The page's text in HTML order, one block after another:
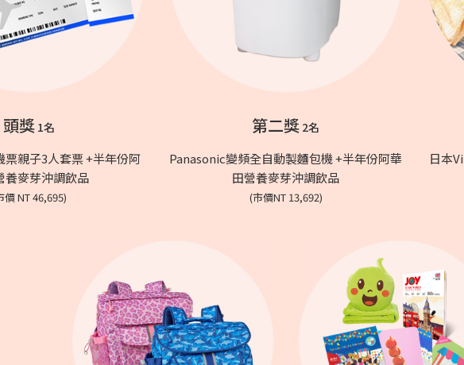
頭獎 1名
票親子3人套票 +半年份阿
養麥芽沖調飲品
價 NT 46,695)
第二獎 2名
Panasonic變頻全自動製麵包機 +半年份阿華
田營養麥芽沖調飲品
(市價NT 13,692)
日本